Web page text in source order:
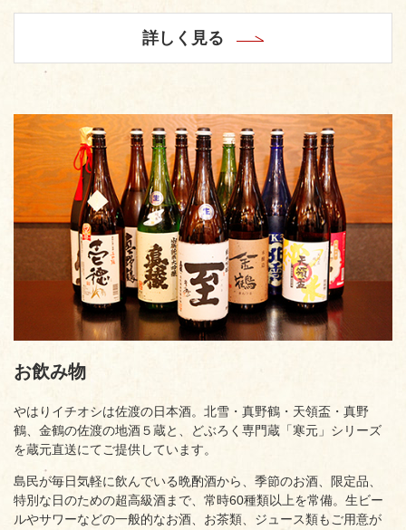
詳しく見る
お飲み物
やはりイチオシは佐渡の日本酒。北雪・真野鶴・天領盃・真野
鶴、金鶴の佐渡の地酒５蔵と、どぶろく専門蔵「寒元」シリーズ
を蔵元直送にてご提供しています。
島民が毎日気軽に飲んでいる晩酌酒から、季節のお酒、限定品、
特別な日のための超高級酒まで、常時60種類以上を常備。生ビー
ルやサワーなどの一般的なお酒、お茶類、ジュース類もご用意が